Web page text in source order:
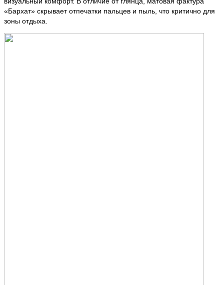
«Бархат» скрывает отпечатки пальцев и пыль, что критично для
зоны отдыха.